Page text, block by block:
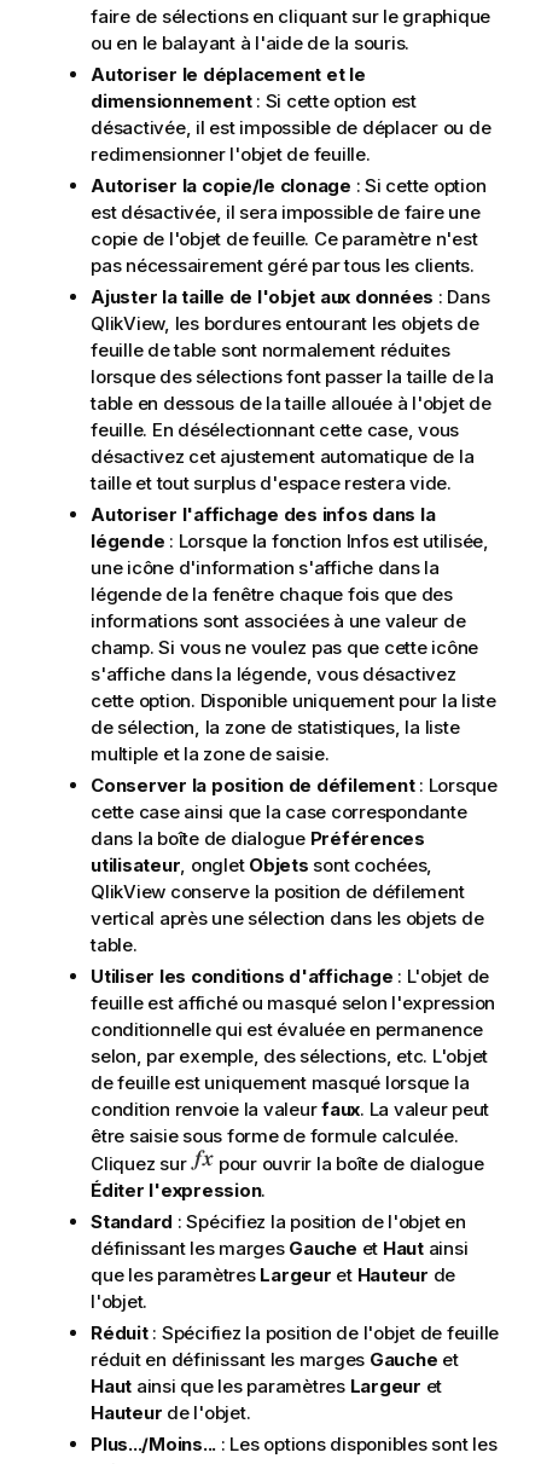
faire de sélections en cliquant sur le graphique
ou en le balayant à l'aide de la souris.
Autoriser le déplacement et le
dimensionnement: Si cette option est
désactivée, il est impossible de déplacer ou de
redimensionner l'objet de feuille.
Autoriser la copie/le clonage : Si cette option
est désactivée, il sera impossible de faire une
copie de l'objet de feuille. Ce paramètre n'est
pas nécessairement géré par tous les clients.
Ajuster la taille de l'objet aux données : Dans
QlikView, les bordures entourant les objets de
feuille de table sont normalement réduites
lorsque des sélections font passer la taille de la
table en dessous de la taille allouée à l'objet de
feuille. En désélectionnant cette case, vous
désactivez cet ajustement automatique de la
taille et tout surplus d'espace restera vide.
Autoriser l'affichage des infos dans la
légende : Lorsque la fonction Infos est utilisée,
une icône d'information s'affiche dans la
légende de la fenêtre chaque fois que des
informations sont associées à une valeur de
champ. Si vous ne voulez pas que cette icône
s'affiche dans la légende, vous désactivez
cette option. Disponible uniquement pour la liste
de sélection, la zone de statistiques, la liste
multiple et la zone de saisie.
Conserver la position de défilement: Lorsque
cette case ainsi que la case correspondante
dans la boîte de dialogue Préférences
utilisateur, onglet Objets sont cochées,
QlikView conserve la position de défilement
vertical après une sélection dans les objets de
table.
Utiliser les conditions d'affichage : L'objet de
feuille est affiché ou masqué selon l'expression
conditionnelle qui est évaluée en permanence
selon, par exemple, des sélections, etc. L'objet
de feuille est uniquement masqué lorsque la
condition renvoie la valeurfaux. La valeur peut
être saisie sous forme de formule calculée.
Cliquez sur
pour ouvrir la boîte de dialogue
Éditer l'expression.
Standard : Spécifiez la position de l'objet en
définissant les marges Gauche et Hautainsi
que les paramètres Largeur et Hauteur de
l'objet.
Réduit: Spécifiez la position de l'objet de feuille
réduit en définissant les marges Gauche et
Haut ainsi que les paramètres Largeur et
Hauteur de l'objet.
Plus.../Moins... : Les options disponibles sont les